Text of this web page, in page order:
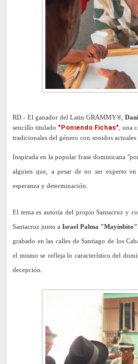
RD.- El ganador del Latin GRAMMY®,
sencillo titulado "Poniendo Fichas" , una
tradicionales del género con sonidos
Inspirada en la popular frase dominicana
alguien que, a pesar de no ser experto
esperanza y determinación.
El tema es autoría del propio Santacruz y
Santacruz junto aIsrael Palma
grabado en las calles de Santiago de los
el mismo se refleja lo característico del
decepción.